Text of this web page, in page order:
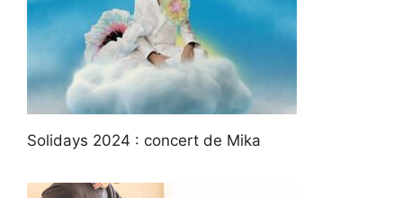
Solidays 2024 : concert de Mika